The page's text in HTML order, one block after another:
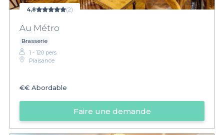
4,8 (2)
Au Métro
Brasserie
1 - 120 pers.
Plaisance
€€ Abordable
Faire une demande